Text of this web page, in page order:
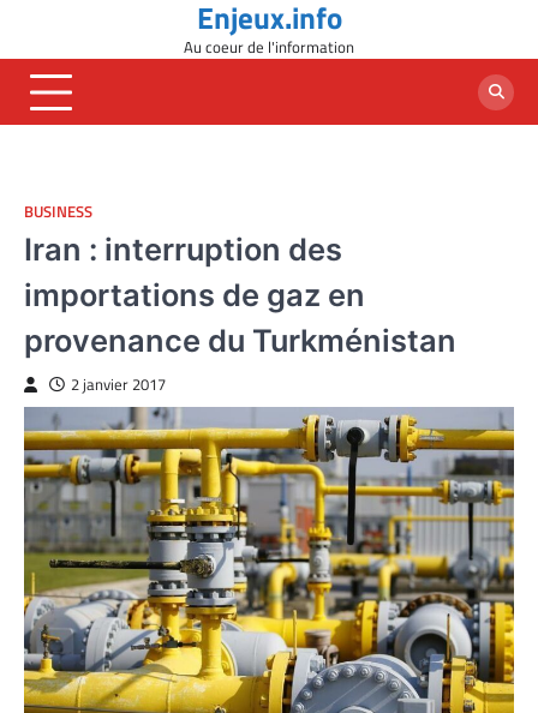
content
Enjeux.info
Au coeur de l'information
BUSINESS
Iran : interruption des
importations de gaz en
provenance du Turkménistan
2 janvier 2017